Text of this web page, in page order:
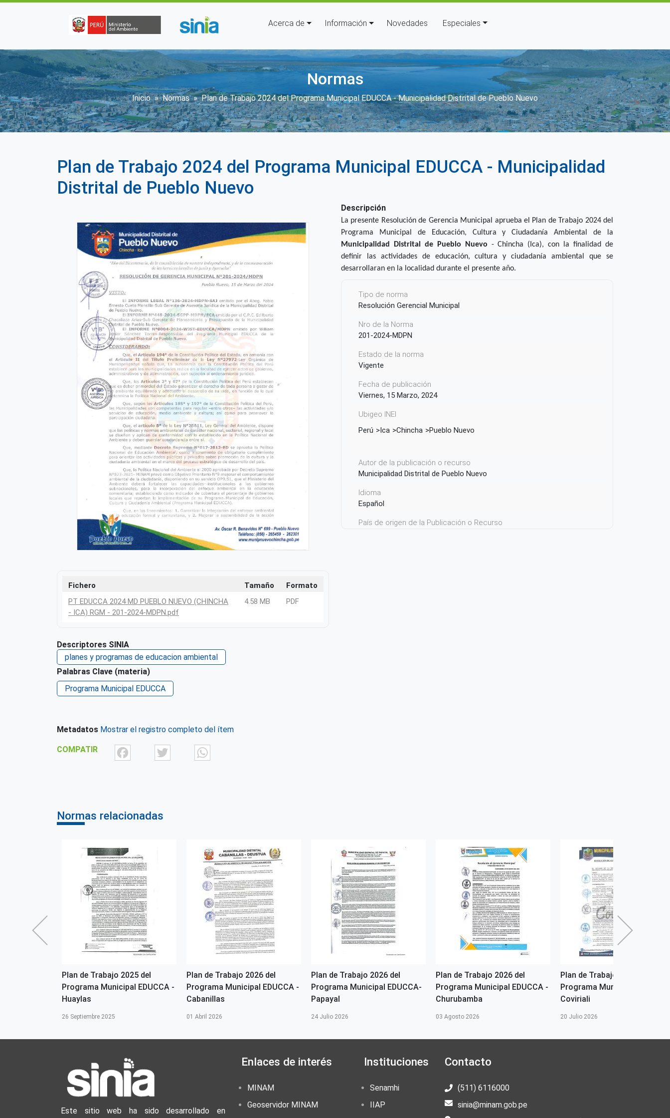
Navegación principal
Acerca de Información Novedades Especiales
Normas
Sobrescribir enlaces de ayuda a la navegación
Inicio Normas Plan de Trabajo 2024 del Programa Municipal EDUCCA - Municipalidad Distrital de Pueblo Nuevo
Plan de Trabajo 2024 del Programa Municipal EDUCCA - Municipalidad
Distrital de Pueblo Nuevo
Fichero Tamaño
Formato
PT EDUCCA 2024 MD PUEBLO NUEVO (CHINCHA
- ICA) RGM - 201-2024-MDPN.pdf
4.58 MB PDF
Descriptores SINIA
planes y programas de educacion ambiental
Palabras Clave (materia)
Programa Municipal EDUCCA
Metadatos Mostrar el registro completo del ítem
COMPATIR FacebookTwitter
Descripción
La presente Resolución de Gerencia Municipal aprueba el Plan de Trabajo 2024 del
Programa
Municipal de Educación, Cultura y Ciudadanía Ambiental de la
Municipalidad Distrital de Pueblo Nuevo - Chincha (Ica), con la finalidad de
definir las actividades de educación, cultura y ciudadanía ambiental que se
desarrollaran en la localidad durante el presente año.
Tipo de norma
Resolución Gerencial Municipal
Nro de la Norma
201-2024-MDPN
Estado de la norma
Vigente
Fecha de publicación
Viernes, 15 Marzo, 2024
Ubigeo INEI
Perú
Ica Chincha Pueblo Nuevo
Autor de la publicación o recurso
Municipalidad Distrital de Pueblo Nuevo
Idioma
Español
País de origen de la Publicación o Recurso
Normas relacionadas
Plan de Trabajo 2025 del
Programa Municipal EDUCCA -
Huaylas
26 Septiembre 2025
Plan de Trabajo 2026 del
Programa Municipal EDUCCA -
Cabanillas
01 Abril 2026
Plan de Trabajo 2026 del
Programa Municipal EDUCCA-
Papayal
24 Julio 2026
Plan de Trabajo 2026 del
Programa Municipal EDUCCA -
Churubamba
03 Agosto 2026
Plan de Trabajo 2026 del
Programa Municipal EDUCCA
Coviriali
20 Julio 2026
Este sitio web ha sido desarrollado en
Enlaces de interés
MINAM
Geoservidor MINAM
Instituciones
Senamhi
IIAP
Contacto
(511) 6116000
sinia@minam.gob.pe